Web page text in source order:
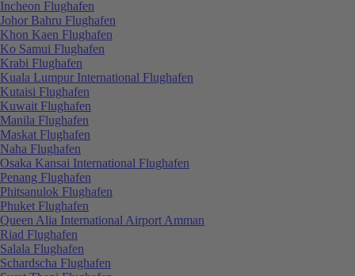
Incheon Flughafen
Johor Bahru Flughafen
Khon Kaen Flughafen
Ko Samui Flughafen
Krabi Flughafen
Kuala Lumpur International Flughafen
Kutaisi Flughafen
Kuwait Flughafen
Manila Flughafen
Maskat Flughafen
Naha Flughafen
Osaka Kansai International Flughafen
Penang Flughafen
Phitsanulok Flughafen
Phuket Flughafen
Queen Alia International Airport Amman
Riad Flughafen
Salala Flughafen
Schardscha Flughafen